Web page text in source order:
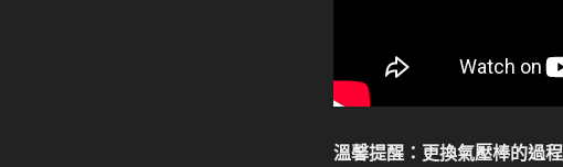
溫馨提醒：更換氣壓棒的過